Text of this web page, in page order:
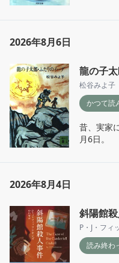
2026年8月6日
龍の子
松谷みよ子
かつて読
昔、実家
月6日。
2026年8月4日
斜陽館
P・J・フィ
読み終わ